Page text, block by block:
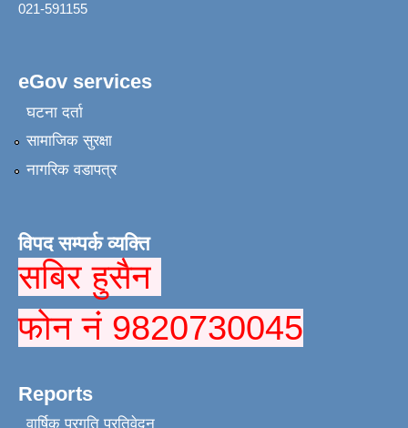
021-591155
eGov services
घटना दर्ता
सामाजिक सुरक्षा
नागरिक वडापत्र
विपद सम्पर्क व्यक्ति
सबिर हुसैन
फोन नं 9820730045
Reports
वार्षिक प्रगति प्रतिवेदन